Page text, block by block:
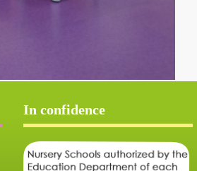
In confidence